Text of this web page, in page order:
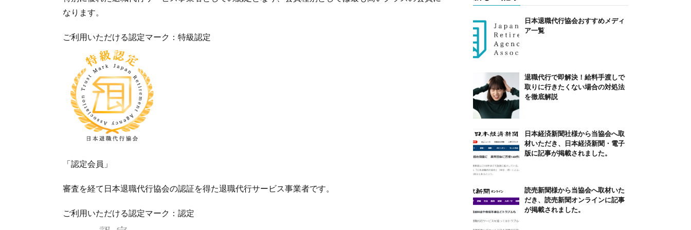
なります。
ご利用いただける認定マーク：特級認定
「認定会員」
審査を経て日本退職代行協会の認証を得た退職代行サービス事業者です。
ご利用いただける認定マーク：認定
日本退職代行協会おすすめメディ
ア一覧
退職代行で即解決！給料手渡しで
取りに行きたくない場合の対処法
を徹底解説
日本経済新聞社様から当協会へ取
材いただき、日本経済新聞・電子
版に記事が掲載されました。
読売新聞様から当協会へ取材いた
だき、読売新聞オンラインに記事
が掲載されました。